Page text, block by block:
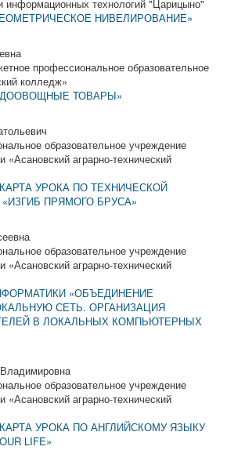
информационных технологий "Царицыно"
НИВЕЛИРОВАНИЕ»
профессиональное образовательное
колледж»
ТОВАРЫ»
образовательное учреждение
«Асановский аграрно-технический
УРОКА ПО ТЕХНИЧЕСКОЙ
ПРЯМОГО БРУСА»
образовательное учреждение
«Асановский аграрно-технический
«ОБЪЕДИНЕНИЕ
СЕТЬ. ОРГАНИЗАЦИЯ
В ЛОКАЛЬНЫХ КОМПЬЮТЕРНЫХ
образовательное учреждение
«Асановский аграрно-технический
УРОКА ПО АНГЛИЙСКОМУ ЯЗЫКУ
LIFE»